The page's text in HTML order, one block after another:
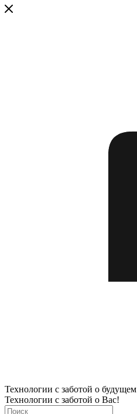
Технологии с заботой о будущем
Технологии с заботой о Вас!